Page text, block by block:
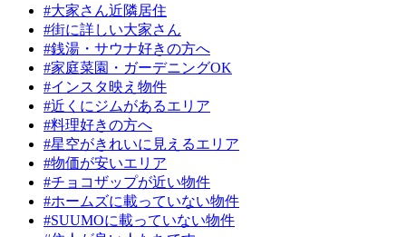
#大家さん近隣居住
#街に詳しい大家さん
#銭湯・サウナ好きの方へ
#家庭菜園・ガーデニングOK
#インスタ映え物件
#近くにジムがあるエリア
#料理好きの方へ
#星空がきれいに見えるエリア
#物価が安いエリア
#チョコザップが近い物件
#ホームズに載っていない物件
#SUUMOに載っていない物件